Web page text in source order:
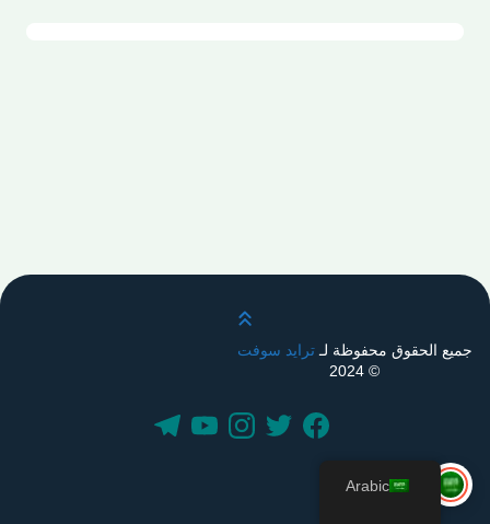
قم بالتمرير لأعلى
جميع الحقوق محفوظة لـترايد سوفت
© 2024
Arabic